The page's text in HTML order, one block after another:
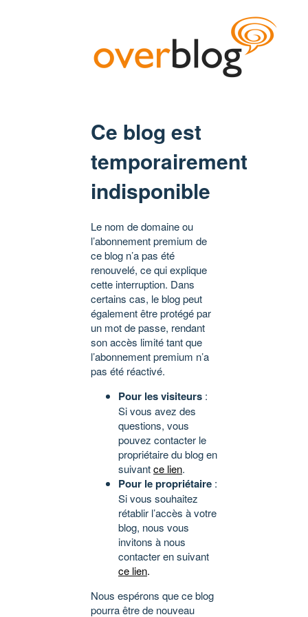
Ce blog est
temporairement
indisponible
Le nom de domaine ou
l’abonnement premium de
ce blog n’a pas été
renouvelé, ce qui explique
cette interruption. Dans
certains cas, le blog peut
également être protégé par
un mot de passe, rendant
son accès limité tant que
l’abonnement premium n’a
pas été réactivé.
Pour les visiteurs :
Si vous avez des
questions, vous
pouvez contacter le
propriétaire du blog en
suivantce lien.
Pour le propriétaire :
Si vous souhaitez
rétablir l’accès à votre
blog, nous vous
invitons à nous
contacter en suivant
ce lien.
Nous espérons que ce blog
pourra être de nouveau